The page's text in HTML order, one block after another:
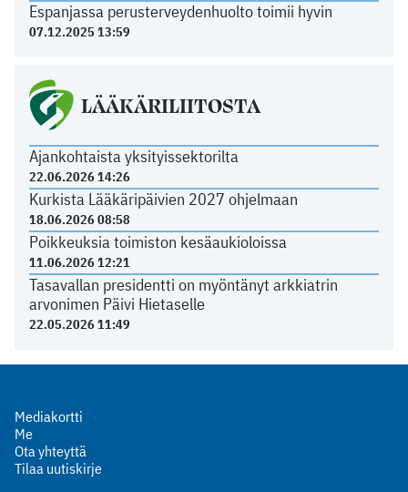
Espanjassa perusterveydenhuolto toimii hyvin
07.12.2025 13:59
LÄÄKÄRILIITOSTA
Ajankohtaista yksityissektorilta
22.06.2026 14:26
Kurkista Lääkäripäivien 2027 ohjelmaan
18.06.2026 08:58
Poikkeuksia toimiston kesäaukioloissa
11.06.2026 12:21
Tasavallan presidentti on myöntänyt arkkiatrin
arvonimen Päivi Hietaselle
22.05.2026 11:49
Mediakortti
Me
Ota yhteyttä
Tilaa uutiskirje